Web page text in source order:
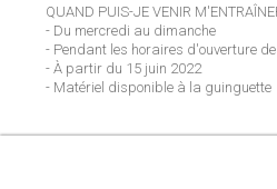
リストを
QUAND PUIS-JE VENIR
- Du mercredi au dimanche
- Pendant les horaires d'ouverture
- À partir du 15 juin 2022
- Matériel disponible à la guinguette
Yamagata Tournament
2022年2月13日|日本